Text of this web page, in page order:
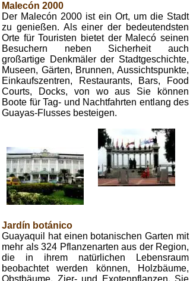
Malecón 2000
Der Malecón 2000 ist ein Ort, um die Stadt
zu genießen. Als einer der bedeutendsten
Orte für Touristen bietet der Malecó seinen
Besuchern neben Sicherheit auch
großartige Denkmäler der Stadtgeschichte,
Museen, Gärten, Brunnen, Aussichtspunkte,
Einkaufszentren, Restaurants, Bars, Food
Courts, Docks, von wo aus Sie können
Boote für Tag- und Nachtfahrten entlang des
Guayas-Flusses besteigen.
Jardín botánico
Guayaquil hat einen botanischen Garten mit
mehr als 324 Pflanzenarten aus der Region,
die in ihrem natürlichen Lebensraum
beobachtet werden können, Holzbäume,
Obstbäume, Zier- und Exotenpflanzen. Sie